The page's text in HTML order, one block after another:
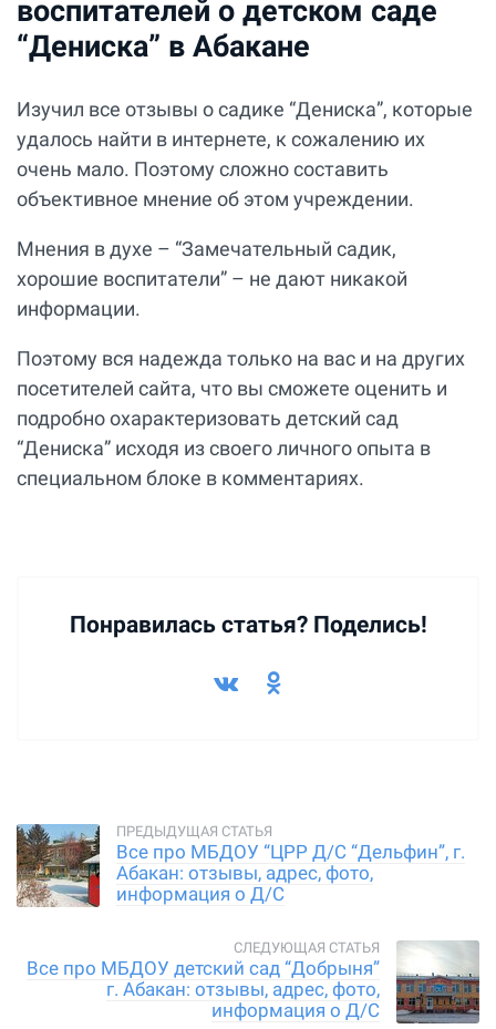
воспитателей о детском саде
“Дениска” в Абакане
Изучил все отзывы о садике “Дениска”, которые
удалось найти в интернете, к сожалению их
очень мало. Поэтому сложно составить
объективное мнение об этом учреждении.
Мнения в духе – “Замечательный садик,
хорошие воспитатели” – не дают никакой
информации.
Поэтому вся надежда только на вас и на других
посетителей сайта, что вы сможете оценить и
подробно охарактеризовать детский сад
“Дениска” исходя из своего личного опыта в
специальном блоке в комментариях.
Понравилась статья? Поделись!
Все про МБДОУ “ЦРР Д/С “Дельфин”, г.
Абакан: отзывы, адрес, фото,
информация о Д/С
Все про МБДОУ детский сад “Добрыня”
г. Абакан: отзывы, адрес, фото,
информация о Д/С